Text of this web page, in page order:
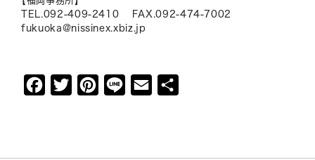
TEL.092-409-2410 FAX.092-474-7002
fukuoka@nissinex.xbiz.jp
T
P